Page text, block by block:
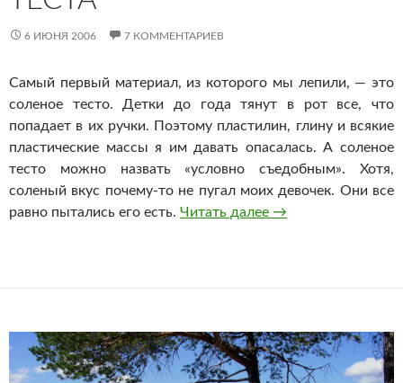
6 ИЮНЯ 2006 7 КОММЕНТАРИЕВ
Самый первый материал, из которого мы лепили, — это
соленое тесто. Детки до года тянут в рот все, что
попадает в их ручки. Поэтому пластилин, глину и всякие
пластические массы я им давать опасалась. А соленое
тесто можно назвать «условно съедобным». Хотя,
соленый вкус почему-тоне пугал моих девочек. Они все
равно пытались его есть. Читать далее Лепим из соленого
→